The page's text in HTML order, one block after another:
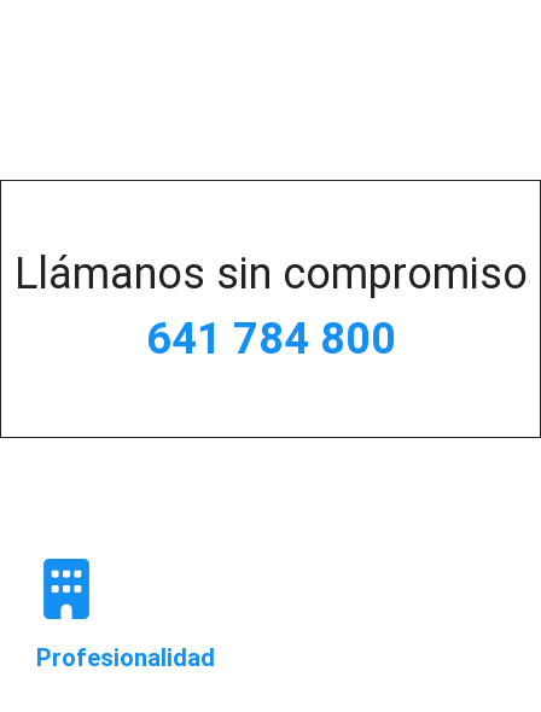
Llámanos sin compromiso
641 784 800
Profesionalidad